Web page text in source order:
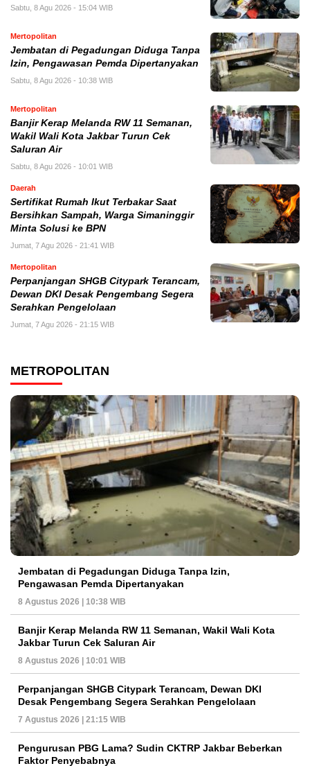
Sabtu, 8 Agu 2026 - 15:04 WIB
Mertopolitan
Jembatan di Pegadungan Diduga Tanpa
Izin, Pengawasan Pemda Dipertanyakan
Sabtu, 8 Agu 2026 - 10:38 WIB
Mertopolitan
Banjir Kerap Melanda RW 11 Semanan,
Wakil Wali Kota Jakbar Turun Cek
Saluran Air
Sabtu, 8 Agu 2026 - 10:01 WIB
Daerah
Sertifikat Rumah Ikut Terbakar Saat
Bersihkan Sampah, Warga Simaninggir
Minta Solusi ke BPN
Jumat, 7 Agu 2026 - 21:41 WIB
Mertopolitan
Perpanjangan SHGB Citypark Terancam,
Dewan DKI Desak Pengembang Segera
Serahkan Pengelolaan
Jumat, 7 Agu 2026 - 21:15 WIB
METROPOLITAN
Jembatan di Pegadungan Diduga Tanpa Izin,
Pengawasan Pemda Dipertanyakan
8 Agustus 2026 | 10:38 WIB
Banjir Kerap Melanda RW 11 Semanan, Wakil Wali Kota
Jakbar Turun Cek Saluran Air
8 Agustus 2026 | 10:01 WIB
Perpanjangan SHGB Citypark Terancam, Dewan DKI
Desak Pengembang Segera Serahkan Pengelolaan
7 Agustus 2026 | 21:15 WIB
Pengurusan PBG Lama? Sudin CKTRP Jakbar Beberkan
Faktor Penyebabnya